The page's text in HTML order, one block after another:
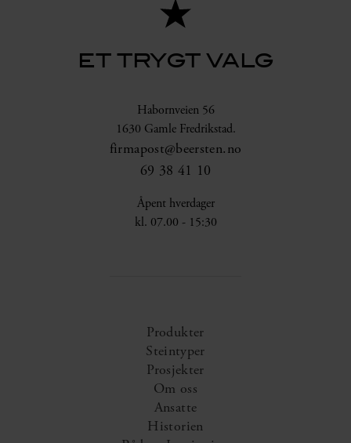
ET TRYGT VALG
Habornveien 56
1630 Gamle Fredrikstad.
firmapost@beersten.no
69 38 41 10
Åpent hverdager
kl. 07.00 - 15:30
Produkter
Steintyper
Prosjekter
Om oss
Ansatte
Historien